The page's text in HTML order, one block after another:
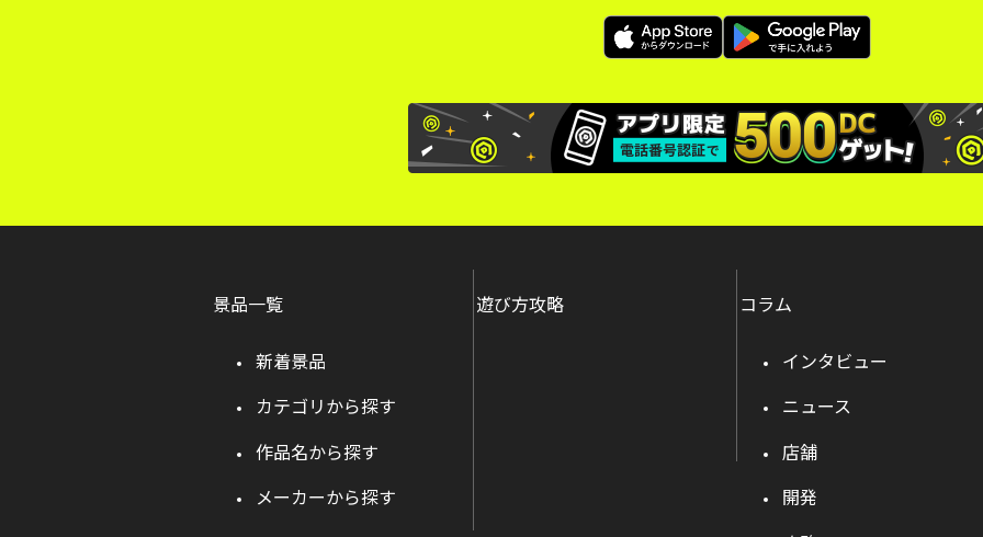
景品一覧
新着景品
カテゴリから探す
作品名から探す
メーカーから探す
遊び方攻略 コラム
インタビュー
ニュース
店舗
開発